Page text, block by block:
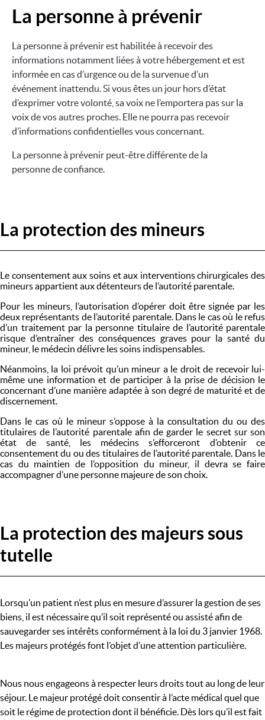
Image
La personne à prévenir
La personne à prévenir est habilitée à recevoir des
informations notamment liées à votre hébergement et est
informée en cas d’urgence ou de la survenue d’un
événement inattendu. Si vous êtes un jour hors d’état
d’exprimer votre volonté, sa voix ne l’emportera pas sur la
voix de vos autres proches. Elle ne pourra pas recevoir
d’informations confidentielles vous concernant.
La personne à prévenir peut-être différente de la
personne de confiance.
La protection des mineurs
Le consentement aux soins et aux interventions chirurgicales des
mineurs appartient aux détenteurs de l’autorité parentale.
Pour les mineurs, l’autorisation d’opérer doit être signée par les
deux représentants de l’autorité parentale. Dans le cas où le refus
d’un traitement par la personne titulaire de l’autorité parentale
risque d’entraîner des conséquences graves pour la santé du
mineur, le médecin délivre les soins indispensables.
Néanmoins, la loi prévoit qu’un mineur a le droit de recevoir lui-
même une information et de participer à la prise de décision le
concernant d’une manière adaptée à son degré de maturité et de
discernement.
Dans le cas où le mineur s’oppose à la consultation du ou des
titulaires de l’autorité parentale afin de garder le secret sur son
état de santé, les médecins s’efforceront d’obtenir ce
consentement du ou des titulaires de l’autorité parentale. Dans le
cas du maintien de l’opposition du mineur, il devra se faire
accompagner d’une personne majeure de son choix.
La protection des majeurs sous
tutelle
Lorsqu’un patient n’est plus en mesure d’assurer la gestion de ses
biens, il est nécessaire qu’il soit représenté ou assisté afin de
sauvegarder ses intérêts conformément à la loi du 3 janvier 1968.
Les majeurs protégés font l’objet d’une attention particulière.
Nous nous engageons à respecter leurs droits tout au long de leur
séjour. Le majeur protégé doit consentir à l’acte médical quel que
soit le régime de protection dont il bénéficie. Dès lors qu’il est fait